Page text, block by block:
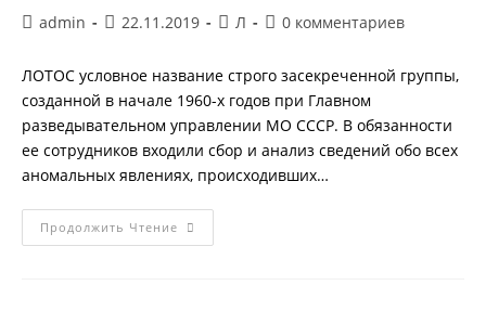
Автор
admin
Запись
22.11.2019
Рубрика
Л
Комментарии
0 комментариев
ЛОТОС условное название строго засекреченной группы,
созданной в начале 1960-х годов при Главном
разведывательном управлении МО СССР. В обязанности
ее сотрудников входили сбор и анализ сведений обо всех
аномальных явлениях, происходивших…
Продолжить Чтение ЛОТОС